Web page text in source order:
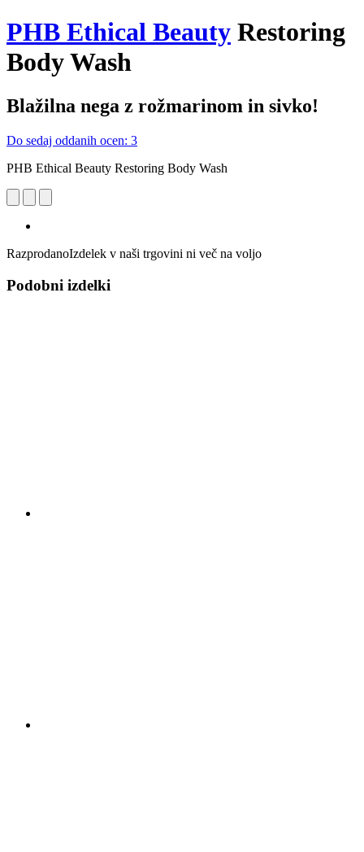
PHB Ethical Beauty Restoring
Body Wash
Blažilna nega z rožmarinom in sivko!
Do sedaj oddanih ocen: 3
PHB Ethical Beauty Restoring Body Wash
RazprodanoIzdelek v naši trgovini ni več na voljo
Podobni izdelki